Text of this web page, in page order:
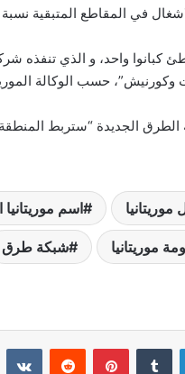
في المقاطع المتبقية نسبة 50%”.
حسب الوكالة
الجديدة “ستربط المنطقة
اسم موريتانيا
موريتانيا شبكة طرق
لينكدإن بينتيريست